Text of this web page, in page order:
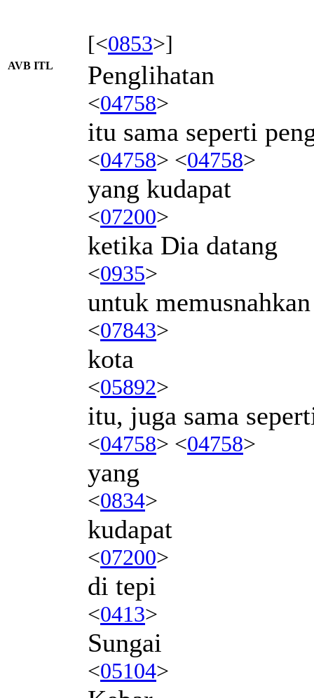
[<0853>]
AVB ITL Penglihatan
<04758>
itu sama seperti
<04758> <04758>
yang kudapat
<07200>
ketika Dia datang
<0935>
untuk memusnahkan
<07843>
kota
<05892>
itu, juga sama
<04758> <04758>
yang
<0834>
kudapat
<07200>
di tepi
<0413>
Sungai
<05104>